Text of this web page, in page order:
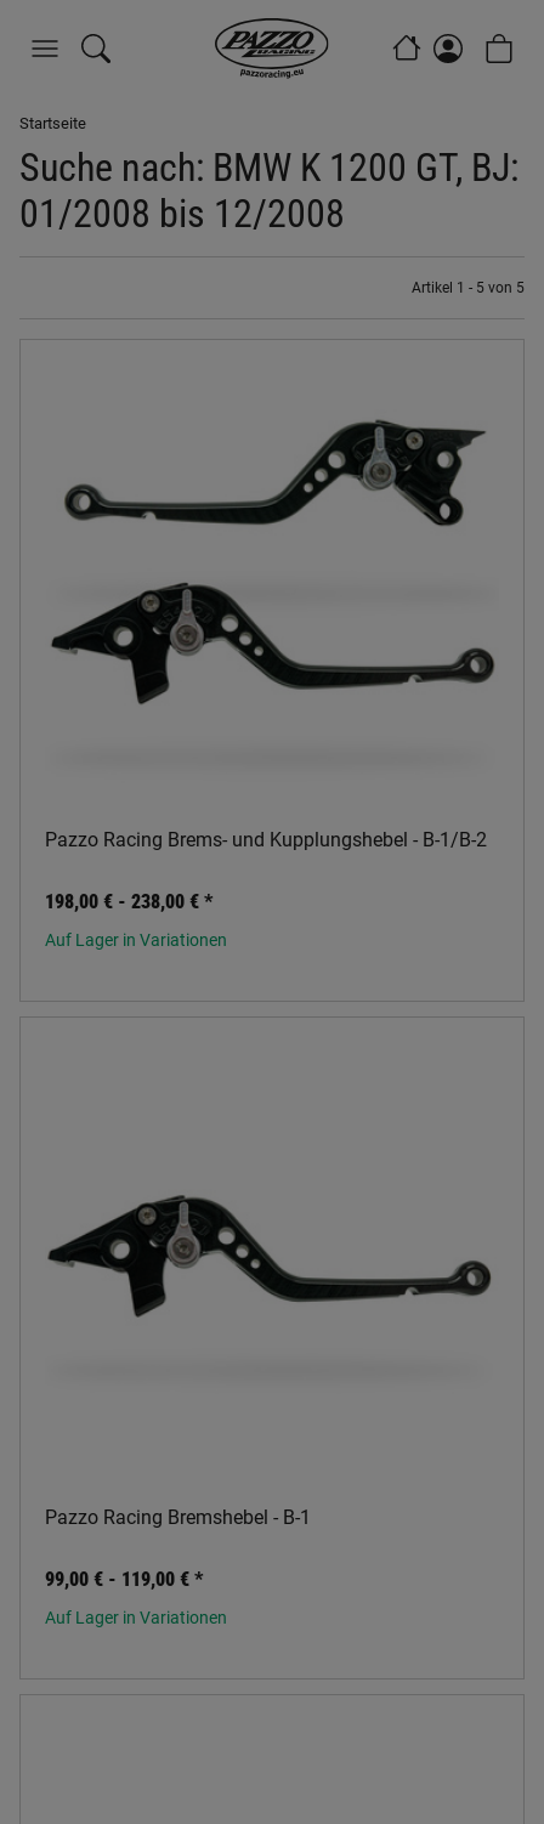
Startseite
Suche nach: BMW K 1200 GT, BJ:
01/2008 bis 12/2008
Artikel 1 - 5 von 5
Pazzo Racing Brems- und Kupplungshebel - B-1/B-2
198,00 € - 238,00 € *
Auf Lager in Variationen
Pazzo Racing Bremshebel - B-1
99,00 € - 119,00 € *
Auf Lager in Variationen